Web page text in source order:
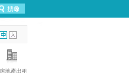
房地產出租